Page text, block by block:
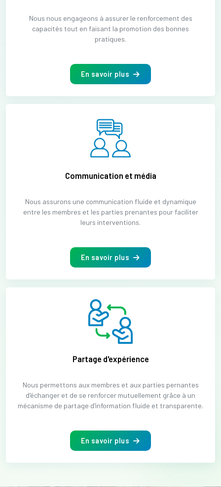
Nous nous engageons à assurer le renforcement des
capacités tout en faisant la promotion des bonnes
pratiques.
En savoir plus
Communication et média
Nous assurons une communication fluide et dynamique
entre les membres et les parties prenantes pour faciliter
leurs interventions.
En savoir plus
Partage d'expérience
Nous permettons aux membres et aux parties pernantes
d'échanger et de se renforcer mutuellement grâce à un
mécanisme de partage d'information fluide et transparente.
En savoir plus